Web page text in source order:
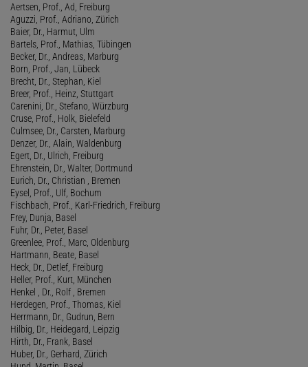
Aertsen, Prof., Ad, Freiburg
Aguzzi, Prof., Adriano, Zürich
Baier, Dr., Harmut, Ulm
Bartels, Prof., Mathias, Tübingen
Becker, Dr., Andreas, Marburg
Born, Prof., Jan, Lübeck
Brecht, Dr., Stephan, Kiel
Breer, Prof., Heinz, Stuttgart
Carenini, Dr., Stefano, Würzburg
Cruse, Prof., Holk, Bielefeld
Culmsee, Dr., Carsten, Marburg
Denzer, Dr., Alain, Waldenburg
Egert, Dr., Ulrich, Freiburg
Ehrenstein, Dr., Walter, Dortmund
Eurich, Dr., Christian , Bremen
Eysel, Prof., Ulf, Bochum
Fischbach, Prof., Karl-Friedrich, Freiburg
Frey, Dunja, Basel
Fuhr, Dr., Peter, Basel
Greenlee, Prof., Marc, Oldenburg
Hartmann, Beate, Basel
Heck, Dr., Detlef, Freiburg
Heller, Prof., Kurt, München
Henkel , Dr., Rolf , Bremen
Herdegen, Prof., Thomas, Kiel
Herrmann, Dr., Gudrun, Bern
Hilbig, Dr., Heidegard, Leipzig
Hirth, Dr., Frank, Basel
Huber, Dr., Gerhard, Zürich